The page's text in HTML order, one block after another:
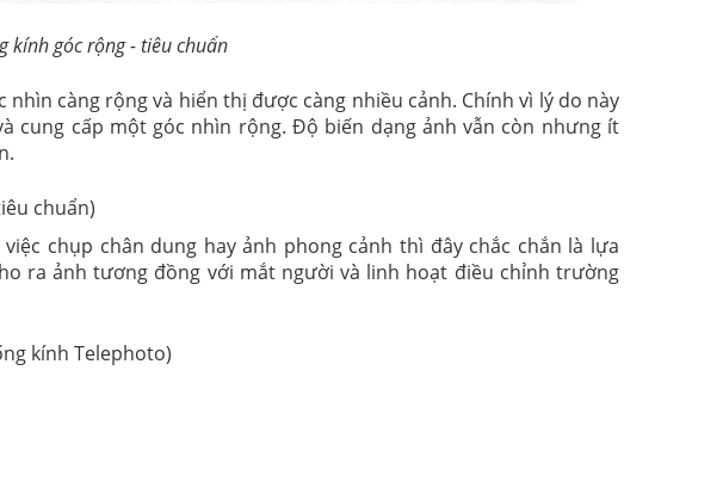
kính góc rộng - tiêu chuẩn
càng rộng và hiển thị được càng nhiều cảnh. Chính vì lý do này
cung cấp một góc nhìn rộng. Độ biến dạng ảnh vẫn còn nhưng ít
chuẩn)
chụp chân dung hay ảnh phong cảnh thì đây chắc chắn là lựa
ra ảnh tương đồng với mắt người và linh hoạt điều chỉnh trường
kính Telephoto)